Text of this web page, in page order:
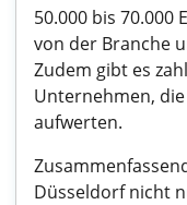
50.000 bis
von der Branche
Zudem gibt es
Unternehmen,
aufwerten.
Düsseldorf nicht